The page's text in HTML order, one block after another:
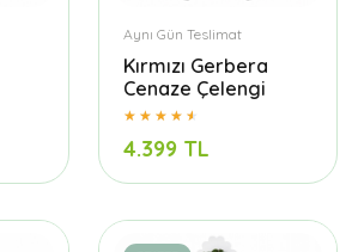
Aynı Gün Teslimat
Kırmızı Gerbera
Cenaze Çelengi
4.399 TL